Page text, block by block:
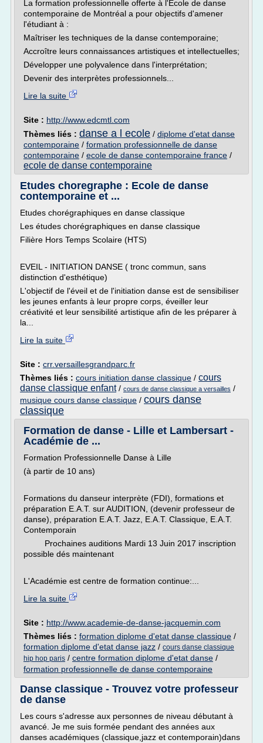
La formation professionnelle offerte à l'École de danse
contemporaine de Montréal a pour objectifs d'amener
l'étudiant à :
Maîtriser les techniques de la danse contemporaine;
Accroître leurs connaissances artistiques et intellectuelles;
Développer une polyvalence dans l'interprétation;
Devenir des interprètes professionnels...
Lire la suite
Site : http://www.edcmtl.com
Thèmes liés : danse a l ecole / diplome d'etat danse
contemporaine / formation professionnelle de danse
contemporaine / ecole de danse contemporaine france /
ecole de danse contemporaine
Etudes choregraphe : Ecole de danse
contemporaine et ...
Etudes chorégraphiques en danse classique
Les études chorégraphiques en danse classique
Filière Hors Temps Scolaire (HTS)
EVEIL - INITIATION DANSE ( tronc commun, sans
distinction d'esthétique)
L'objectif de l'éveil et de l'initiation danse est de sensibiliser
les jeunes enfants à leur propre corps, éveiller leur
créativité et leur sensibilité artistique afin de les préparer à
la...
Lire la suite
Site : crr.versaillesgrandparc.fr
Thèmes liés : cours initiation danse classique / cours
danse classique enfant/ cours de danse classique a versailles /
musique cours danse classique / cours danse
classique
Formation de danse - Lille et Lambersart -
Académie de ...
Formation Professionnelle Danse à Lille
(à partir de 10 ans)
Formations du danseur interprète (FDI), formations et
préparation E.A.T. sur AUDITION, (devenir professeur de
danse), préparation E.A.T. Jazz, E.A.T. Classique, E.A.T.
Contemporain
Prochaines auditions Mardi 13 Juin 2017 inscription
possible dés maintenant
L'Académie est centre de formation continue:...
Lire la suite
Site : http://www.academie-de-danse-jacquemin.com
Thèmes liés : formation diplome d'etat danse classique /
formation diplome d'etat danse jazz / cours danse classique
hip hop paris / centre formation diplome d'etat danse /
formation professionnelle de danse contemporaine
Danse classique - Trouvez votre professeur
de danse
Les cours s'adresse aux personnes de niveau débutant à
avancé. Je me suis formée pendant des années aux
danses académiques (classique,jazz et contemporain)dans